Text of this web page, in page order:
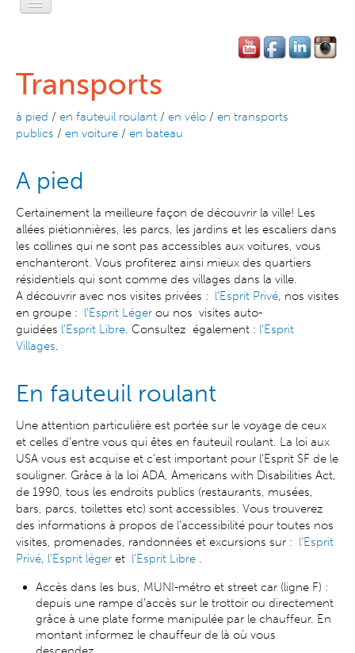
L'Esprit Privé
L'Esprit Léger
L'Esprit Libre
L'Esprit Pratique
Contact-Réservation
Transports
à pied / en fauteuil roulant / en vélo / en transports
publics / en voiture / en bateau
A pied
Certainement la meilleure façon de découvrir la ville! Les
allées piétionnières, les parcs, les jardins et les escaliers dans
les collines qui ne sont pas accessibles aux voitures, vous
enchanteront. Vous profiterez ainsi mieux des quartiers
résidentiels qui sont comme des villages dans la ville.
A découvrir avec nos visites privées : l'Esprit Privé, nos visites
en groupe : l'Esprit Léger ou nos visites auto-
guidées l'Esprit Libre. Consultez également : l'Esprit
Villages.
En fauteuil roulant
Une attention particulière est portée sur le voyage de ceux
et celles d’entre vous qui êtes en fauteuil roulant. La loi aux
USA vous est acquise et c’est important pour l'Esprit SF de le
souligner. Grâce à la loi ADA, Americans with Disabilities Act,
de 1990, tous les endroits publics (restaurants, musées,
bars, parcs, toilettes etc) sont accessibles. Vous trouverez
des informations à propos de l’accessibilité pour toutes nos
visites, promenades, randonnées et excursions sur : l'Esprit
Privé, l'Esprit léger et l’Esprit Libre .
Accès dans les bus, MUNI-métro et street car (ligne F) :
depuis une rampe d’accès sur le trottoir ou directement
grâce à une plate forme manipulée par le chauffeur. En
montant informez le chauffeur de là où vous